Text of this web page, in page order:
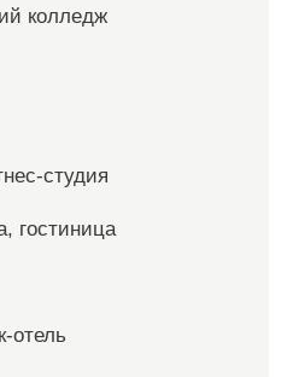
колледж
студия
гостиница
отель